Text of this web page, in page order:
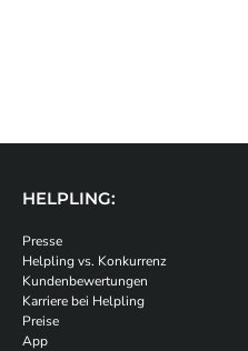
HELPLING:
Presse
Helpling vs. Konkurrenz
Kundenbewertungen
Karriere bei Helpling
Preise
App